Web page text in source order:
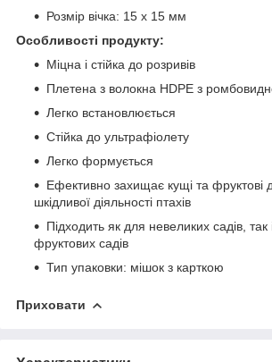
Розмір вічка: 15 х 15 мм
Особливості продукту:
Міцна і стійка до розривів
Плетена з волокна HDPE з
Легко встановлюється
Стійка до ультрафіолету
Легко формується
Ефективно захищає кущі та фруктові
шкідливої діяльності птахів
Підходить як для невеликих садів, так
фруктових садів
Тип упаковки: мішок з карткою
Приховати